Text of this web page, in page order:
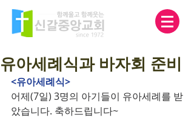
유아세례식과 바자회 준비
<유아세례식>
어제(7일) 3명의 아기들이 유아세례를 받
았습니다. 축하드립니다~